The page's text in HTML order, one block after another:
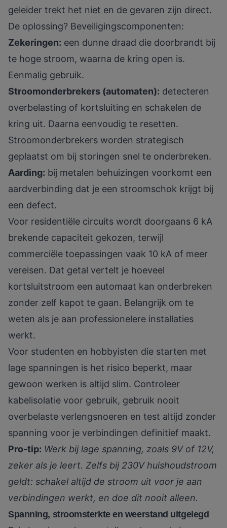
geleider trekt het niet en de gevaren zijn direct.
De oplossing? Beveiligingscomponenten:
Zekeringen: een dunne draad die doorbrandt bij
te hoge stroom, waarna de kring open is.
Eenmalig gebruik.
Stroomonderbrekers (automaten): detecteren
overbelasting of kortsluiting en schakelen de
kring uit. Daarna eenvoudig te resetten.
Stroomonderbrekers worden strategisch
geplaatst om bij storingen snel te onderbreken.
Aarding: bij metalen behuizingen voorkomt een
aardverbinding dat je een stroomschok krijgt bij
een defect.
Voor residentiële circuits wordt doorgaans 6 kA
brekende capaciteit gekozen, terwijl
commerciële toepassingen vaak 10 kA of meer
vereisen. Dat getal vertelt je hoeveel
kortsluitstroom een automaat kan onderbreken
zonder zelf kapot te gaan. Belangrijk om te
weten als je aan professionelere installaties
werkt.
Voor studenten en hobbyisten die starten met
lage spanningen is het risico beperkt, maar
gewoon werken is altijd slim. Controleer
kabelisolatie voor gebruik, gebruik nooit
overbelaste verlengsnoeren en test altijd zonder
spanning voor je verbindingen definitief maakt.
Pro-tip: Werk bij lage spanning, zoals 9V of 12V,
zeker als je leert. Zelfs bij 230V huishoudstroom
geldt: schakel altijd de stroom uit voor je aan
verbindingen werkt, en doe dit nooit alleen.
Spanning, stroomsterkte en weerstand uitgelegd